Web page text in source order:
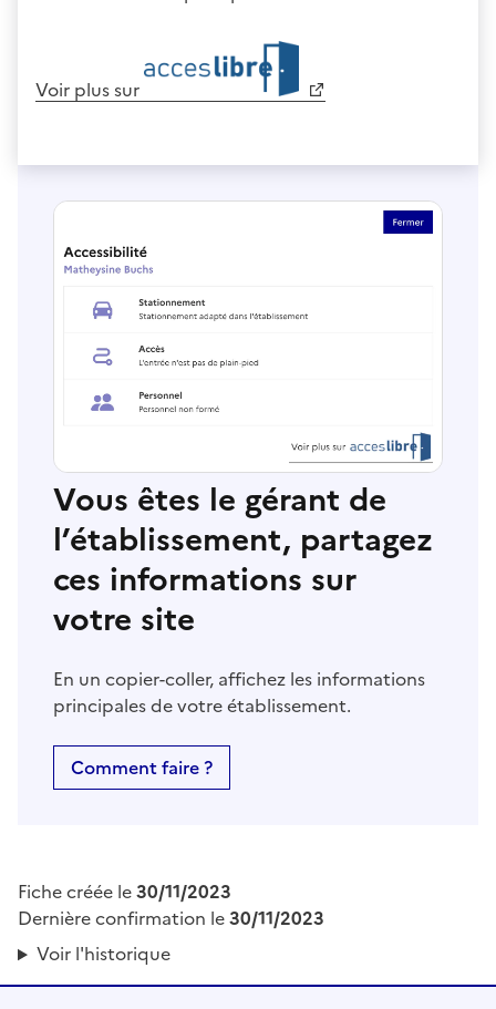
Voir plus sur
Vous êtes le gérant de
l’établissement, partagez
ces informations sur
votre site
En un copier-coller, affichez les informations
principales de votre établissement.
Comment faire ?
Fiche créée le30/11/2023
Dernière confirmation le30/11/2023
Voir l'historique